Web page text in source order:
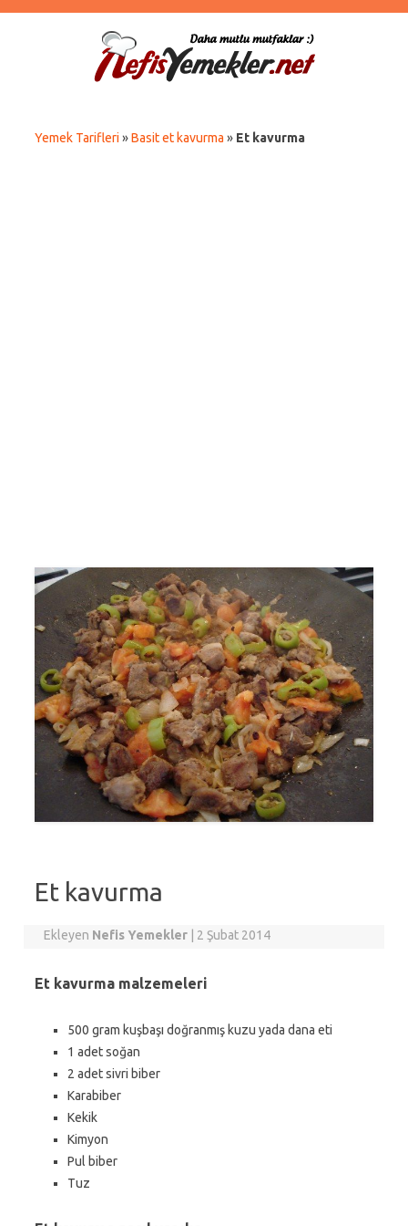
Yemek Tarifleri »Basit et kavurma » Et kavurma
Et kavurma
Ekleyen Nefis Yemekler 2 Şubat 2014
Et kavurma malzemeleri
500 gram kuşbaşı doğranmış kuzu yada dana eti
1 adet soğan
2 adet sivri biber
Karabiber
Kekik
Kimyon
Pul biber
Tuz